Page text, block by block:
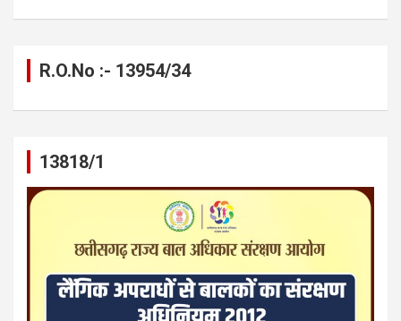
R.O.No :- 13954/34
13818/1